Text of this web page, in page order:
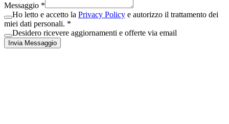
Messaggio *
Ho letto e accetto la Privacy Policy e autorizzo il trattamento dei
miei dati personali. *
Desidero ricevere aggiornamenti e offerte via email
Invia Messaggio